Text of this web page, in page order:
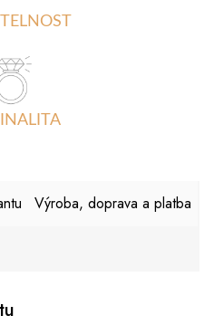
Výroba, doprava a platba